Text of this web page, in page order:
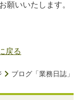
願いいたします。
戻る
ブログ「業務日誌」